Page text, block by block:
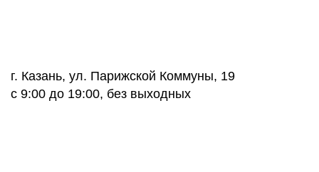
г. Казань, ул. Парижской Коммуны, 19
с 9:00 до 19:00, без выходных